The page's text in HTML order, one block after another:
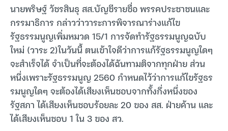
นายพริษฐ์ วัชรสินธุ สส.บัญชีรายชื่อ พรรคประชาชนและ
กรรมาธิการ กล่าวว่าวาระการพิจารณาร่างแก้ไข
รัฐธรรมนูญเพิ่มหมวด 15/1 การจัดทำรัฐธรรมนูญฉบับ
ใหม่ (วาระ 2)ในวันนี้ ตนเข้าใจดีว่าการแก้รัฐธรรมนูญใดๆ
จะสำเร็จได้ จำเป็นที่จะต้องได้ฉันทามติจากทุกฝ่าย ส่วน
หนึ่งเพราะรัฐธรรมนูญ 2560 กำหนดไว้ว่าการแก้ไขรัฐธร
รมนูญใดๆ จะต้องได้เสียงเห็นชอบจากทั้งกึ่งหนึ่งของ
รัฐสภา ได้เสียงเห็นชอบร้อยละ 20 ของ สส. ฝ่ายค้าน และ
ได้เสียงเห็นชอบ 1 ใน 3 ของ สว.